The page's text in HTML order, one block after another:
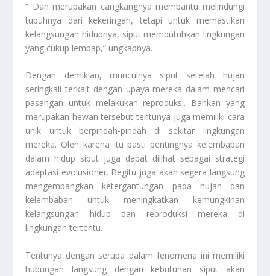
” Dan merupakan cangkangnya membantu melindungi
tubuhnya dari kekeringan, tetapi untuk memastikan
kelangsungan hidupnya, siput membutuhkan lingkungan
yang cukup lembap,” ungkapnya.
Dengan demikian, munculnya siput setelah hujan
seringkali terkait dengan upaya mereka dalam mencari
pasangan untuk melakukan reproduksi. Bahkan yang
merupakan hewan tersebut tentunya juga memiliki cara
unik untuk berpindah-pindah di sekitar lingkungan
mereka. Oleh karena itu pasti pentingnya kelembaban
dalam hidup siput juga dapat dilihat sebagai strategi
adaptasi evolusioner. Begitu juga akan segera langsung
mengembangkan ketergantungan pada hujan dan
kelembaban untuk meningkatkan kemungkinan
kelangsungan hidup dan reproduksi mereka di
lingkungan tertentu.
Tentunya dengan serupa dalam fenomena ini memiliki
hubungan langsung dengan kebutuhan siput akan